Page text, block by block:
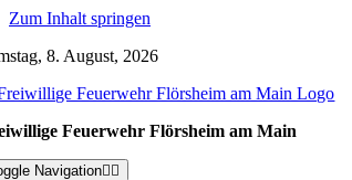
Zum Inhalt springen
8. August, 2026
Feuerwehr Flörsheim am Main
Navigation